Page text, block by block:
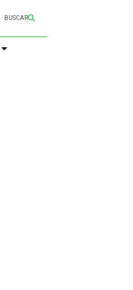
BUSCAR